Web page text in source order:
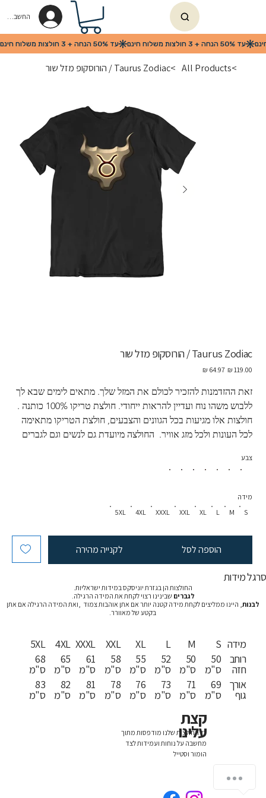
החשבון שלי
>
All Products
>Taurus Zodiac / הורוסקופ מזל שור
Taurus Zodiac / הורוסקופ מזל שור
מחיר
מחיר
‏64.97 ‏₪
זאת ההזדמנות להזכיר לכולם את המזל שלך. מתאים לימים שבא לך
ללבוש משהו נוח ועדיין להראות ייחודי. חולצת טריקו 100% כותנה .
חולצות אלו מגיעות בכל הגוונים והצבעים, חולצת הטריקו מתאימה
לכל העונות ולכל מזג אוויר.  החולצה מיועדת גם לנשים וגם לגברים
צבע
S
M
L
XL
XXL
XXXL
4XL
5XL
מידה
הוספה לסל לקנייה מהירה
סרגל מידות
החולצות הן בגזרת יוניסקס במידות ישראליות.
לגברים שבינינו רצוי לקחת את המידה הרגילה.
לבנות, היינו ממליצים לקחת מידה קטנה יותר אם אתן אוהבות צמוד ,ואת המידה הרגילה אם אתן
בקטע של מאוורר.
5XL
68
ס"מ
83
ס"מ
4XL
65
ס"מ
82
ס"מ
XXXL
61
ס"מ
81
ס"מ
XXL
58
ס"מ
78
ס"מ
XL
55
ס"מ
76
ס"מ
L
52
ס"מ
73
ס"מ
M
50
ס"מ
71
ס"מ
S
50
ס"מ
69
ס"מ
מידה
רוחב
חזה
אורך
גוף
כל החולצות שלנו מודפסות מתוך
מחשבה על נוחות ועמידות לצד
הומור וסטייל
קצת
עלינו